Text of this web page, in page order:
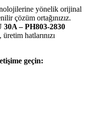
yönelik orijinal
çözüm ortağınızız.
30A – PH803-2830
hatlarınızı
geçin: